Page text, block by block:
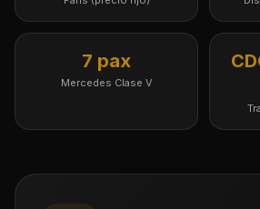
7 pax
Mercedes Clase V